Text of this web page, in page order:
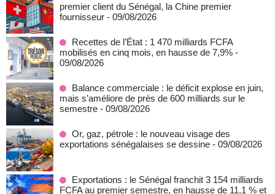
premier client du Sénégal, la Chine premier
fournisseur - 09/08/2026
Recettes de l’État : 1 470 milliards FCFA
mobilisés en cinq mois, en hausse de 7,9% -
09/08/2026
Balance commerciale : le déficit explose en juin,
mais s’améliore de près de 600 milliards sur le
semestre - 09/08/2026
Or, gaz, pétrole : le nouveau visage des
exportations sénégalaises se dessine - 09/08/2026
Exportations : le Sénégal franchit 3 154 milliards
FCFA au premier semestre, en hausse de 11,1 % et